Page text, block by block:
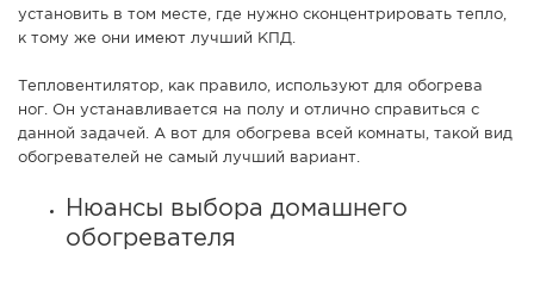
установить в том месте, где нужно сконцентрировать тепло,
к тому же они имеют лучший КПД.
Тепловентилятор, как правило, используют для обогрева
ног. Он устанавливается на полу и отлично справиться с
данной задачей. А вот для обогрева всей комнаты, такой вид
обогревателей не самый лучший вариант.
Нюансы выбора домашнего
обогревателя